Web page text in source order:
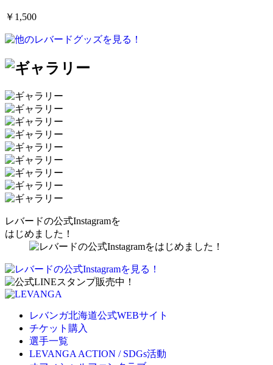
￥1,500
レバードの公式Instagramを
はじめました！
レバンガ北海道公式WEBサイト
チケット購入
選手一覧
LEVANGA ACTION / SDGs活動